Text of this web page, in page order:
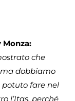
Monza:
che
dobbiamo
potuto fare nel
l’Itas, perché